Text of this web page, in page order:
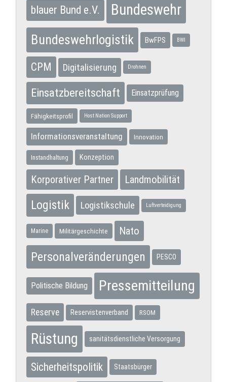
blauer Bund e.V. Bundeswehr
Bundeswehrlogistik BwFPS BWI
CPM Digitalisierung Drohnen
Einsatzbereitschaft Einsatzprüfung
Fähigkeitsprofil Host Nation Support
Informationsveranstaltung Innovation
Instandhaltung Konzeption
Korporativer Partner Landmobilität
Logistik Logistikschule Luftverteidigung
Marine Militärgeschichte Nato
Personalveränderungen PESCO
Politische Bildung Pressemitteilung
Reserve Reservistenverband RSOM
Rüstung sanitätsdienstliche Versorgung
Sicherheitspolitik Staatsbürger